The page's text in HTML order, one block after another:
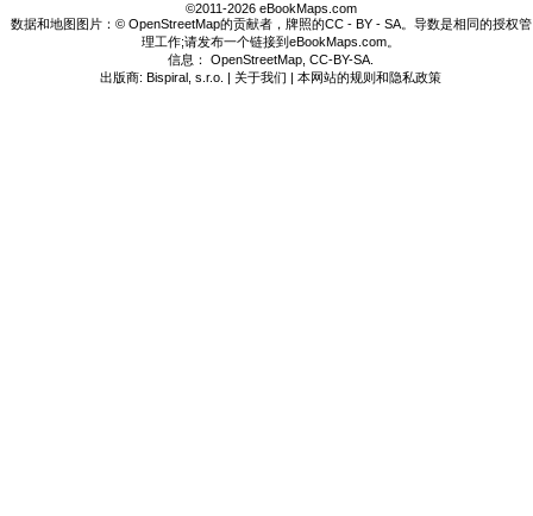
©2011-2026 eBookMaps.com
数据和地图图片：© OpenStreetMap的贡献者，牌照的CC - BY - SA。导数是相同的授权管
理工作;请发布一个链接到eBookMaps.com。
信息：OpenStreetMap ,CC-BY-SA
出版商: Bispiral, s.r.o. | 关于我们 |本网站的规则和隐私政策